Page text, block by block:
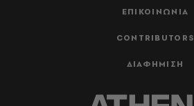
ΕΠΙΚΟΙΝΩΝΙΑ
CONTRIBUTORS
ΔΙΑΦΗΜΙΣΗ